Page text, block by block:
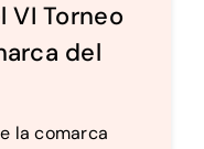
VI Torneo
del
la comarca